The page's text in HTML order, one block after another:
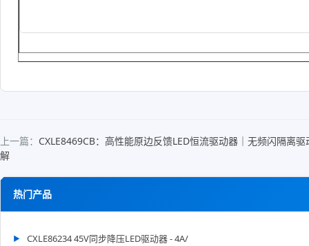
热门产品
CXLE86234 45V同步降压LED驱动器 - 4A/
上一篇： CXLE8469CB：高性能原边反馈LED恒流驱动器｜无频闪隔离
解